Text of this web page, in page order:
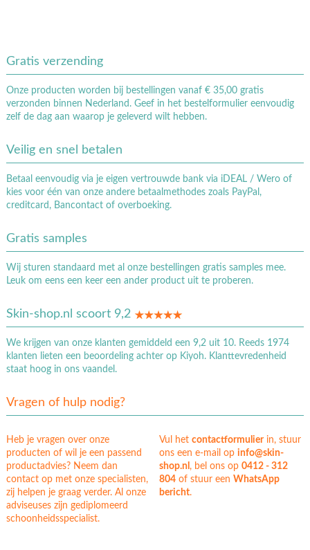
Gratis verzending
Onze producten worden bij bestellingen vanaf € 35,00 gratis
verzonden binnen Nederland. Geef in het bestelformulier eenvoudig
zelf de dag aan waarop je geleverd wilt hebben.
Veilig en snel betalen
Betaal eenvoudig via je eigen vertrouwde bank via iDEAL / Wero of
kies voor één van onze andere betaalmethodes zoals PayPal,
creditcard, Bancontact of overboeking.
Gratis samples
Wij sturen standaard met al onze bestellingen gratis samples mee.
Leuk om eens een keer een ander product uit te proberen.
Skin-shop.nl scoort 9,2
We krijgen van onze klanten gemiddeld een 9,2 uit 10. Reeds 1974
klanten lieten een beoordeling achter op Kiyoh. Klanttevredenheid
staat hoog in ons vaandel.
Vragen of hulp nodig?
Heb je vragen over onze
producten of wil je een passend
productadvies? Neem dan
contact op met onze specialisten,
zij helpen je graag verder. Al onze
adviseuses zijn gediplomeerd
schoonheidsspecialist.
Vul hetcontactformulierin, stuur
ons een e-mail op info@skin-
shop.nl, bel ons op0412 - 312
804 of stuur eenWhatsApp
bericht.